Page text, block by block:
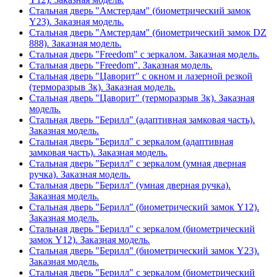
Стальная дверь "Амстердам" (биометрический замок
Y23). Заказная модель.
Стальная дверь "Амстердам" (биометрический замок DZ
888). Заказная модель.
Стальная дверь "Freedom" с зеркалом. Заказная модель.
Стальная дверь "Freedom". Заказная модель.
Стальная дверь "Цаворит" с окном и лазерной резкой
(терморазрыв 3к). Заказная модель.
Стальная дверь "Цаворит" (терморазрыв 3к). Заказная
модель.
Стальная дверь "Берилл" (адаптивная замковая часть).
Заказная модель.
Стальная дверь "Берилл" с зеркалом (адаптивная
замковая часть). Заказная модель.
Стальная дверь "Берилл" с зеркалом (умная дверная
ручка). Заказная модель.
Стальная дверь "Берилл" (умная дверная ручка).
Заказная модель.
Стальная дверь "Берилл" (биометрический замок Y12).
Заказная модель.
Стальная дверь "Берилл" с зеркалом (биометрический
замок Y12). Заказная модель.
Стальная дверь "Берилл" (биометрический замок Y23).
Заказная модель.
Стальная дверь "Берилл" с зеркалом (биометрический